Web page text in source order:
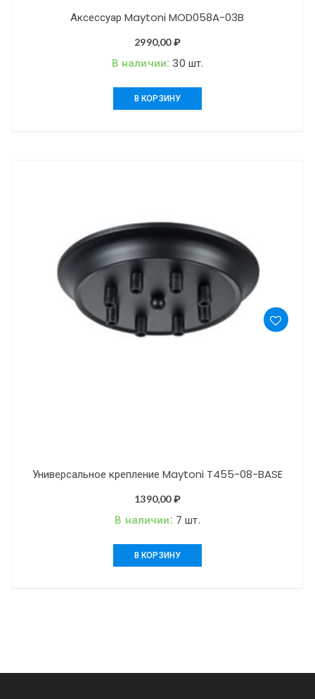
Аксессуар Maytoni MOD058A-03B
2990,00₽
В наличии:30 шт.
В КОРЗИНУ
Универсальное крепление Maytoni T455-08-BASE
1390,00₽
В наличии: 7 шт.
В КОРЗИНУ